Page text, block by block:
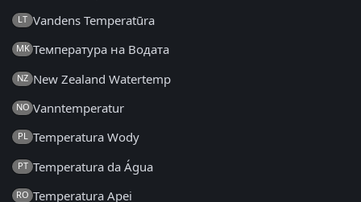
LT Vandens Temperatūra
MK Температура на Водата
NZ New Zealand Watertemp
NO Vanntemperatur
PL Temperatura Wody
PT Temperatura da Água
RO Temperatura Apei